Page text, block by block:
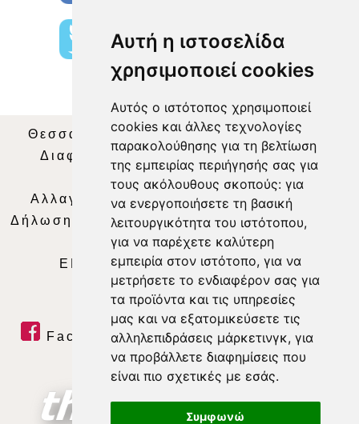
Αυτή η ιστοσελίδα
χρησιμοποιεί cookies
Αυτός ο ιστότοπος χρησιμοποιεί
cookies και άλλες τεχνολογίες
παρακολούθησης για τη βελτίωση
της εμπειρίας περιήγησής σας για
τους ακόλουθους σκοπούς: για
να ενεργοποιήσετε τη βασική
λειτουργικότητα του ιστότοπου,
για να παρέχετε καλύτερη
εμπειρία στον ιστότοπο, για να
μετρήσετε το ενδιαφέρον σας για
τα προϊόντα και τις υπηρεσίες
μας και να εξατομικεύσετε τις
αλληλεπιδράσεις μάρκετινγκ, για
να προβάλλετε διαφημίσεις που
είναι πιο σχετικές με εσάς.
Συμφωνώ
Θεσσαλία Τηλεόραση|SNG Services
Διαφήμιση | Όροι Χρήσης |Δήλωση
Απορρήτου |
Περιεχόμενο
Αλλαγή Προτιμήσεων για τα Cookies
Δήλωση συμμόρφωσης με τη σύσταση (ΕΕ)
2018/334|Ταυτότητα
ΕΝΗΜΕΡΩΣΗ |WEB TV| LIVE
Facebook| Twitter | Youtube
RSS Feed